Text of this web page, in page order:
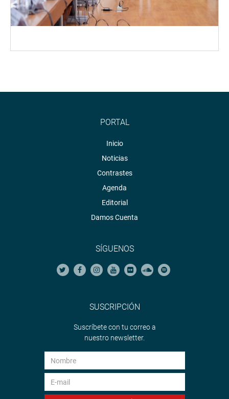
PORTAL
Inicio
Noticias
Contrastes
Agenda
Editorial
Damos Cuenta
SÍGUENOS
SUSCRIPCIÓN
Suscríbete con tu correo a
nuestro newsletter.